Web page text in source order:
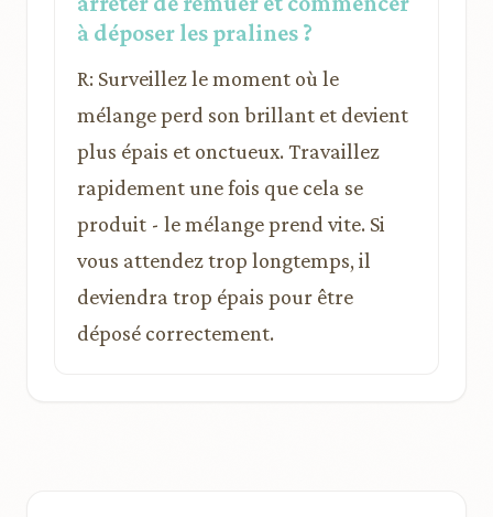
à déposer les pralines ?
R: Surveillez le moment où le
mélange perd son brillant et devient
plus épais et onctueux. Travaillez
rapidement une fois que cela se
produit - le mélange prend vite. Si
vous attendez trop longtemps, il
deviendra trop épais pour être
déposé correctement.